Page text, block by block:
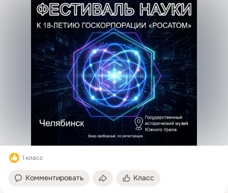
1 класс
Комментировать Класс